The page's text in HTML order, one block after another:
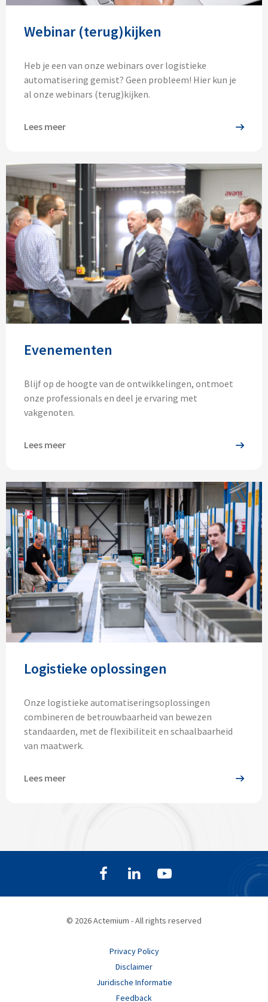
Webinar (terug)kijken
Heb je een van onze webinars over logistieke
automatisering gemist? Geen probleem! Hier kun je
al onze webinars (terug)kijken.
Lees meer
Evenementen
Blijf op de hoogte van de ontwikkelingen, ontmoet
onze professionals en deel je ervaring met
vakgenoten.
Lees meer
Logistieke oplossingen
Onze logistieke automatiseringsoplossingen
combineren de betrouwbaarheid van bewezen
standaarden, met de flexibiliteit en schaalbaarheid
van maatwerk.
Lees meer
© 2026 Actemium - All rights reserved
Privacy Policy
Disclaimer
Juridische Informatie
Feedback